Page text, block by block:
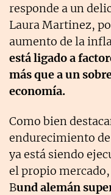
responde a un
Laura Martinez,
aumento de la
está ligado a
más que a un
economía.
Como bien
endurecimiento
ya está siendo
el propio
Bund alemán